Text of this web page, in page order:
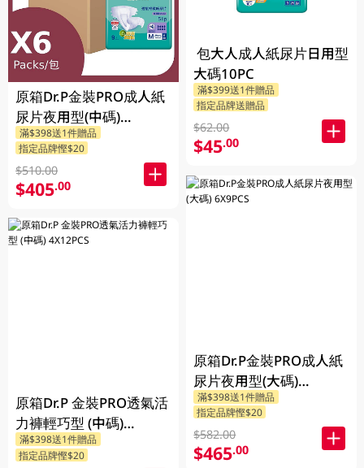
原箱Dr.P金裝PRO成人紙
尿片夜用型(中碼)
6X9PCS
滿$398送1件贈品
指定品牌慳$20
$510.00
$405.00
原箱Dr.P 金裝PRO透氣活
力褲輕巧型 (中碼)
4X12PCS
滿$398送1件贈品
指定品牌慳$20
包大人成人紙尿片日用型
大碼10PC
滿$399送1件贈品
指定品牌送贈品
$62.00
$45.00
原箱Dr.P金裝PRO成人紙
尿片夜用型(大碼)
6X9PCS
滿$398送1件贈品
指定品牌慳$20
$582.00
$465.00